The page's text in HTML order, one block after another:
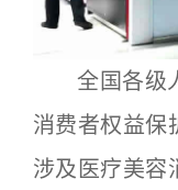
全国各级人
消费者权益保
涉及医疗美容